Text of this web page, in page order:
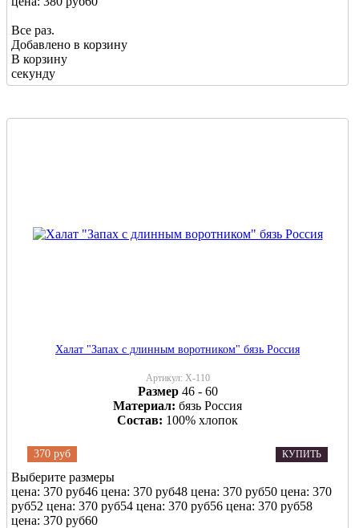
Все раз.
Добавлено в корзину
В корзину
секунду
Халат "Запах с длинным воротником" бязь Россия
Артикул: Х-110
Размер 46 - 60
Материал: бязь Россия
Состав: 100% хлопок
370 руб КУПИТЬ
Выберите размеры
цена: 370 руб46 цена: 370 руб48 цена: 370 руб50 цена: 370
руб52 цена: 370 руб54 цена: 370 руб56 цена: 370 руб58
цена: 370 руб60